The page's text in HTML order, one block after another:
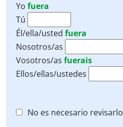
Yo fuera
Tú
Él/ella/usted fuera
Nosotros/as
Vosotros/as fuerais
Ellos/ellas/ustedes
No es necesario revisarlo